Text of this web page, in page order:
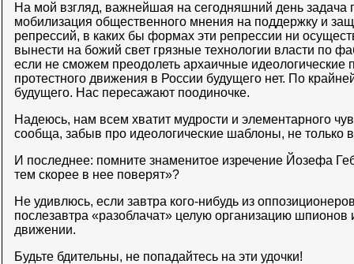
На мой взгляд, важнейшая на сегодняшний день задача
мобилизация общественного мнения на поддержку и
репрессий, в каких бы формах эти репрессии ни
вынести на божий свет грязные технологии власти по
если не сможем преодолеть архаичные идеологические
протестного движения в России будущего нет. По
будущего. Нас пересажают поодиночке.
Надеюсь, нам всем хватит мудрости и элементарного
сообща, забыв про идеологические шаблоны, не только
И последнее: помните знаменитое изречение Йозефа
тем скорее в нее поверят»?
Не удивлюсь, если завтра кого-нибудь из
послезавтра «разоблачат» целую организацию шпионов
движении.
Будьте бдительны, не попадайтесь на эти удочки!